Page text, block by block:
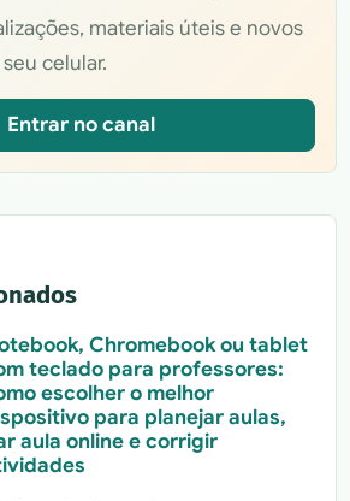
materiais úteis e novos
celular.
Entrar no canal
Chromebook ou tablet
teclado para professores:
escolher o melhor
para planejar aulas,
aula online e corrigir